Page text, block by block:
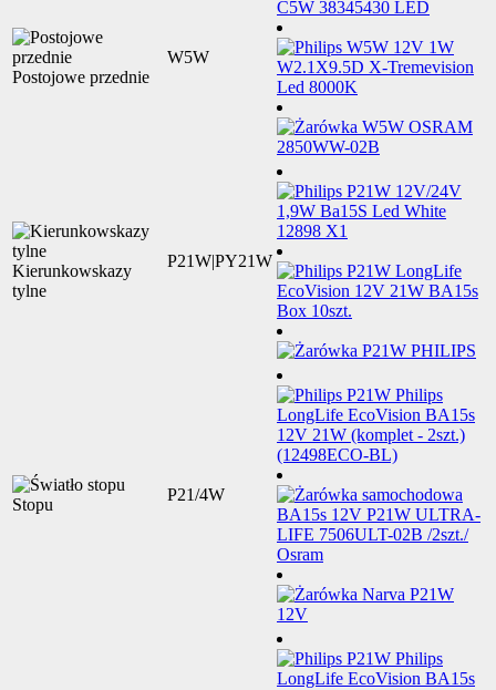
Postojowe przednie
W5W
Kierunkowskazy
tylne
P21W|PY21W
Stopu
P21/4W